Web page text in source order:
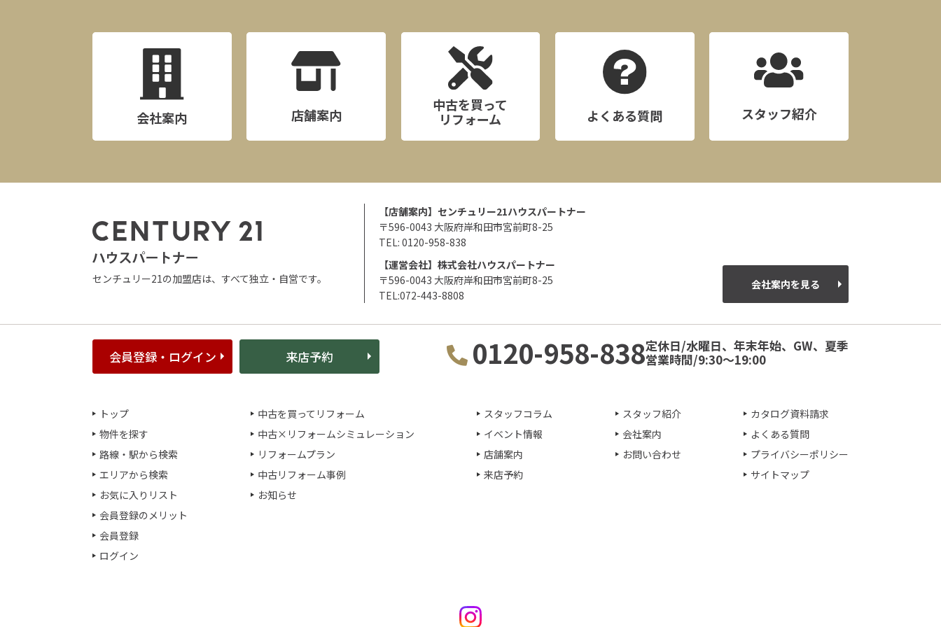
会社案内 店舗案内
中古を買って
リフォーム
よくある質問 スタッフ紹介
センチュリー21の加盟店は、すべて独立・自営です。
【店舗案内】センチュリー21ハウスパートナー
〒596-0043 大阪府岸和田市宮前町8-25
TEL: 0120-958-838
【運営会社】株式会社ハウスパートナー
〒596-0043 大阪府岸和田市宮前町8-25
TEL:072-443-8808
会社案内を見る
会員登録・ログイン 来店予約 0120-958-838定休日/水曜日、年末年始、GW、夏季
営業時間/9:30～19:00
トップ
物件を探す
路線・駅から検索
エリアから検索
お気に入りリスト
会員登録のメリット
会員登録
ログイン
中古を買ってリフォーム
中古×リフォームシミュレーション
リフォームプラン
中古リフォーム事例
お知らせ
スタッフコラム
イベント情報
店舗案内
来店予約
スタッフ紹介
会社案内
お問い合わせ
カタログ資料請求
よくある質問
プライバシーポリシー
サイトマップ